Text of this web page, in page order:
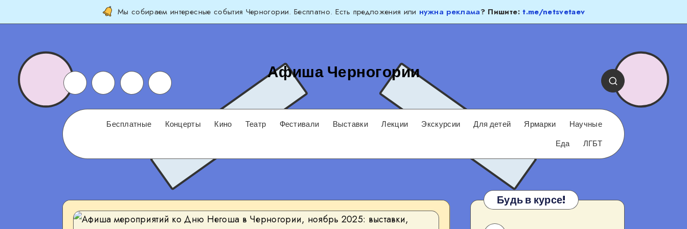
Мы собираем интересные события Черногории. Бесплатно. Есть предложения или нужна реклама? Пишите:t.me/netsvetaev
Афиша Черногории
Бесплатные Концерты Кино Театр Фестивали Выставки Лекции Экскурсии Для детей Ярмарки
Научные
Еда
ЛГБТ
Будь в курсе!